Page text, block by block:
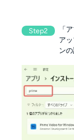
Step2
「
ア
ン